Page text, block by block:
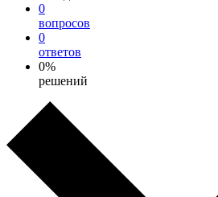
0
вопросов
0
ответов
0%
решений